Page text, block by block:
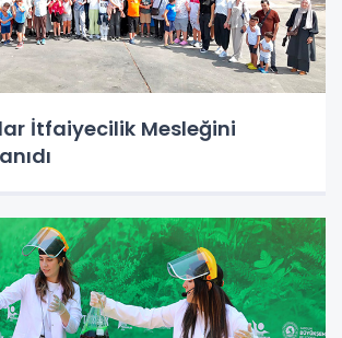
İtfaiyecilik Mesleğini